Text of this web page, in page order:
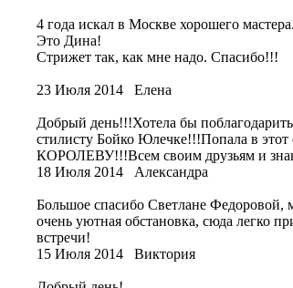
4 года искал в Москве хорошего
Это Дина!
Стрижет так, как мне надо. Спасибо!!!
23 Июля 2014 Елена
Добрый день!!!Хотела бы
стилисту Бойко Юлечке!!!Попала в
КОРОЛЕВУ!!!Всем своим друзьям и
18 Июля 2014 Александра
Большое спасибо Светлане Федоровой,
очень уютная обстановка, сюда легко
встречи!
15 Июля 2014 Виктория